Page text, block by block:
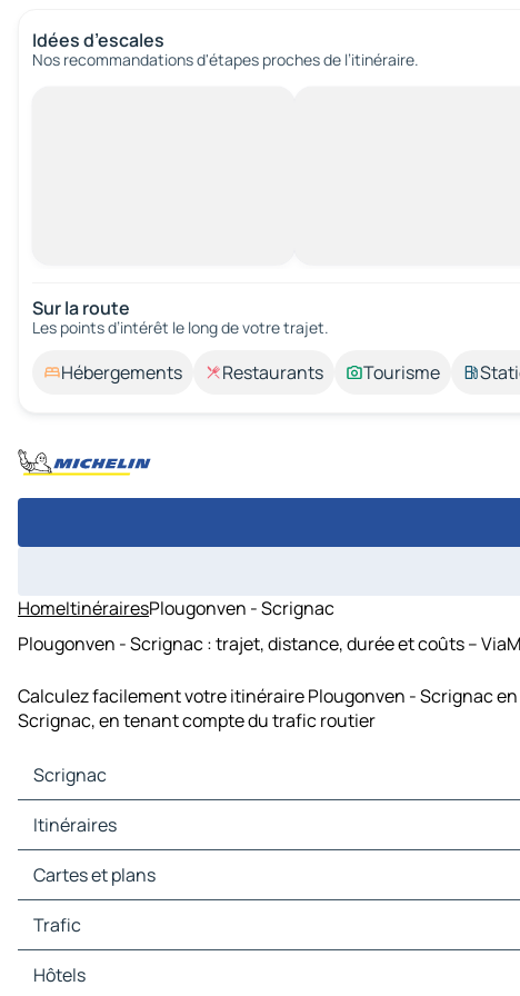
Idées d’escales
Nos recommandations d'étapes proches de l’itinéraire.
Sur la route
Les points d’intérêt le long de votre trajet.
Hébergements Restaurants Tourisme
HomeItinérairesPlougonven - Scrignac
Plougonven - Scrignac : trajet, distance, durée et coûts –
Calculez facilement votre itinéraire Plougonven - Scrignac
Scrignac, en tenant compte du trafic routier
Scrignac
Scrignac Cartes et plans
Scrignac Trafic
Scrignac Hôtels
Scrignac Restaurants
Scrignac Stations-service
Itinéraires
Itinéraires Scrignac - Morlaix
Itinéraires Scrignac - Le Huelgoat
Itinéraires Scrignac - Botmeur
Itinéraires Scrignac - Plougonven
Itinéraires Scrignac - Plourin-lès-Morlaix
Itinéraires Scrignac - Plouigneau
Cartes et plans
Cartes et plans Morlaix
Cartes et plans Le Huelgoat
Cartes et plans Botmeur
Cartes et plans Plougonven
Trafic
Trafic Morlaix
Trafic Le Huelgoat
Hôtels